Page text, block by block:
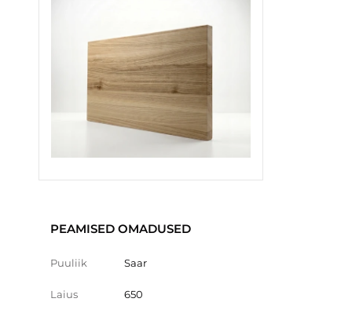
PEAMISED OMADUSED
Puuliik Saar
Laius 650